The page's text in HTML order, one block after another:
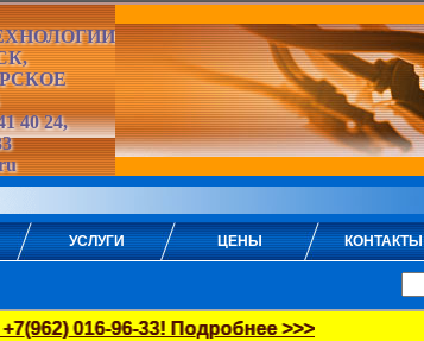
40 24,
УСЛУГИ ЦЕНЫ КОНТАКТЫ
016-96-33! Подробнее >>>